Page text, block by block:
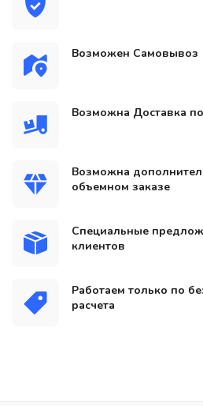
Возможен Самовывоз
Возможна Доставка
Возможна
объемном заказе
Специальные
клиентов
Работаем только по
расчета